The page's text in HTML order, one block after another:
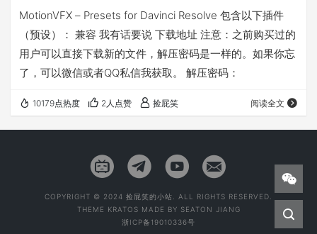
MotionVFX – Presets for Davinci Resolve 包含以下插件
（预设）： 兼容 我有话要说 下载地址 注意：之前购买过的
用户可以直接下载新的文件，解压密码是一样的。如果你忘
了，可以微信或者QQ私信我获取。 解压密码：
10179点热度 2人点赞 捡屁笑 阅读全文
COPYRIGHT © 2024 捡屁笑的小站. ALL RIGHTS RESERVED.
THEME KRATOS MADE BY SEATON JIANG
浙ICP备19010336号